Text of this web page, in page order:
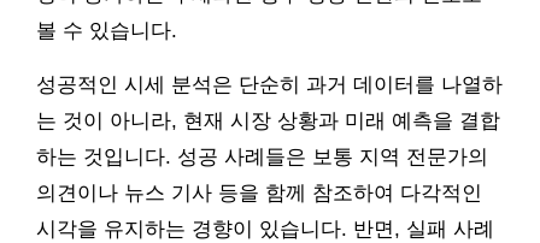
볼 수 있습니다.
성공적인 시세 분석은 단순히 과거 데이터를 나열하
는 것이 아니라, 현재 시장 상황과 미래 예측을 결합
하는 것입니다. 성공 사례들은 보통 지역 전문가의
의견이나 뉴스 기사 등을 함께 참조하여 다각적인
시각을 유지하는 경향이 있습니다. 반면, 실패 사례